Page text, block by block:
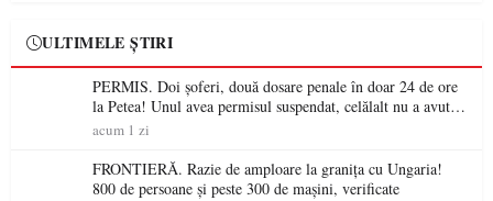
ULTIMELE ȘTIRI
PERMIS. Doi șoferi, două dosare penale în doar 24 de ore
la Petea! Unul avea permisul suspendat, celălalt nu a avut
niciodată permis
acum 1 zi
FRONTIERĂ. Razie de amploare la granița cu Ungaria!
800 de persoane și peste 300 de mașini, verificate